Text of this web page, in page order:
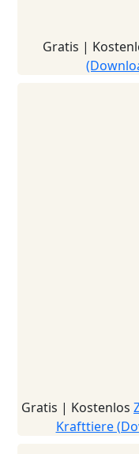
Gratis |
Gratis | Kostenlos
Krafttiere